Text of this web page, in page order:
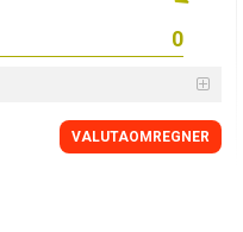
VALUTAOMREGNER